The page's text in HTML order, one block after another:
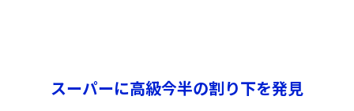
スーパーに高級今半の割り下を発見